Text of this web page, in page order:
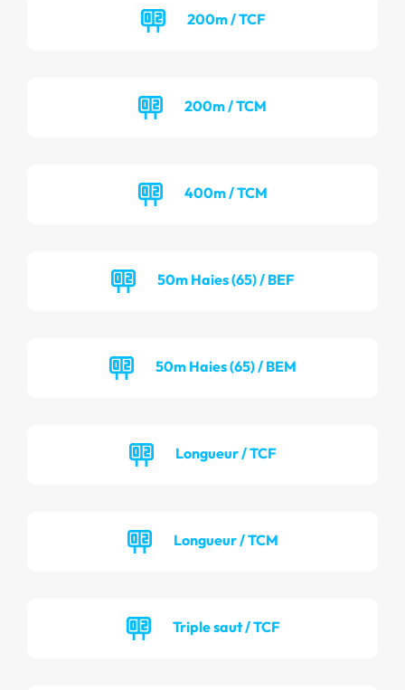
200m / TCF
200m / TCM
400m / TCM
50m Haies (65) / BEF
50m Haies (65) / BEM
Longueur / TCF
Longueur / TCM
Triple saut / TCF